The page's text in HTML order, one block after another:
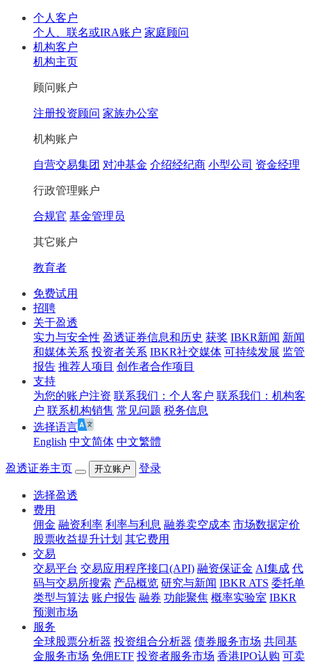
个人客户
个人、联名或IRA账户 家庭顾问
机构客户
机构主页
顾问账户
注册投资顾问 家族办公室
机构账户
自营交易集团 对冲基金 介绍经纪商 小型公司 资金经理
行政管理账户
合规官 基金管理员
其它账户
教育者
免费试用
招聘
关于盈透
实力与安全性 盈透证券信息和历史 获奖 IBKR新闻 新闻
和媒体关系 投资者关系 IBKR社交媒体 可持续发展 监管
报告 推荐人项目 创作者合作项目
支持
为您的账户注资 联系我们：个人客户 联系我们：机构客
户 联系机构销售 常见问题 税务信息
选择语言
English 中文简体 中文繁體
盈透证券主页 开立账户 登录
选择盈透
费用
佣金 融资利率 利率与利息 融券卖空成本 市场数据定价
股票收益提升计划 其它费用
交易
交易平台 交易应用程序接口(API) 融资保证金 AI集成 代
码与交易所搜索 产品概览 研究与新闻 IBKR ATS 委托单
类型与算法 账户报告 融券 功能聚焦 概率实验室 IBKR
预测市场
服务
全球股票分析器 投资组合分析器 债券服务市场 共同基
金服务市场 免佣ETF 投资者服务市场 香港IPO认购 可卖